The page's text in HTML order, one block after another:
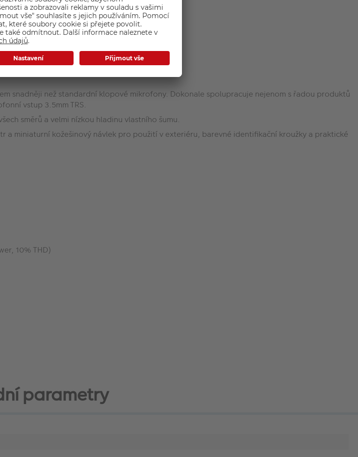
a pouzdro
snadněji než standardní klopové mikrofony. Dokonale spolupracuje nejenom s řadou produktů
vstup 3.5mm TRS.
směrů a velmi nízkou hladinu vlastního šumu.
a miniaturní kožešinový návlek pro použití v exteriéru, barevné identifikační kroužky a praktické
10% THD)
parametry